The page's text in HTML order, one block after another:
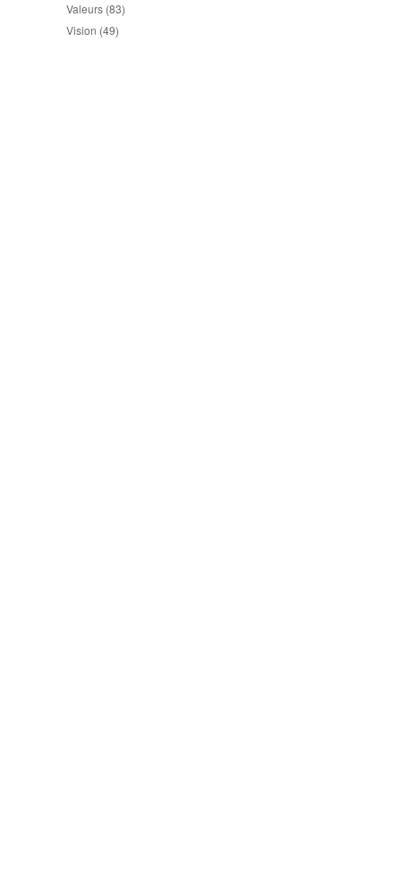
Valeurs (83)
Vision (49)